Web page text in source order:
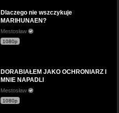
Dlaczego nie wszczykuje
MARIHUNAEN?
Mestosław
1080p
DORABIAŁEM JAKO OCHRONIARZ I
MNIE NAPADLI
Mestosław
1080p